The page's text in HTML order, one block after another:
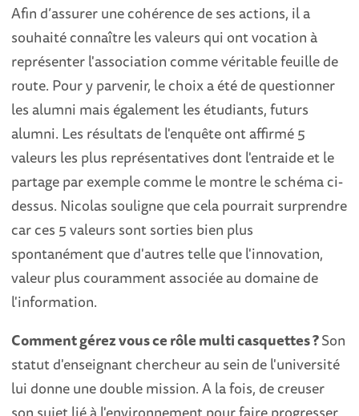
Afin d’assurer une cohérence de ses actions, il a
souhaité connaître les valeurs qui ont vocation à
représenter l'association comme véritable feuille de
route. Pour y parvenir, le choix a été de questionner
les alumni mais également les étudiants, futurs
alumni. Les résultats de l'enquête ont affirmé 5
valeurs les plus représentatives dont l'entraide et le
partage par exemple comme le montre le schéma ci-
dessus. Nicolas souligne que cela pourrait surprendre
car ces 5 valeurs sont sorties bien plus
spontanément que d'autres telle que l'innovation,
valeur plus couramment associée au domaine de
l'information.
Comment gérez vous ce rôle multi casquettes ?Son
statut d'enseignant chercheur au sein de l'université
lui donne une double mission. A la fois, de creuser